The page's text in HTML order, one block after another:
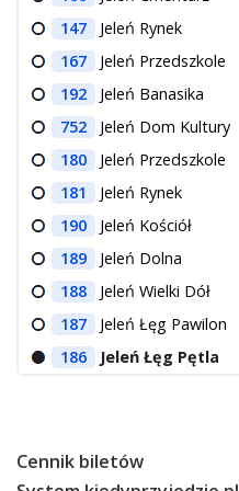
147
Jeleń Rynek
167
Jeleń Przedszkole
192
Jeleń Banasika
752
Jeleń Dom Kultury
180
Jeleń Przedszkole
181
Jeleń Rynek
190
Jeleń Kościół
189
Jeleń Dolna
188
Jeleń Wielki Dół
187
Jeleń Łęg Pawilon
186
Jeleń Łęg Pętla
Cennik biletów